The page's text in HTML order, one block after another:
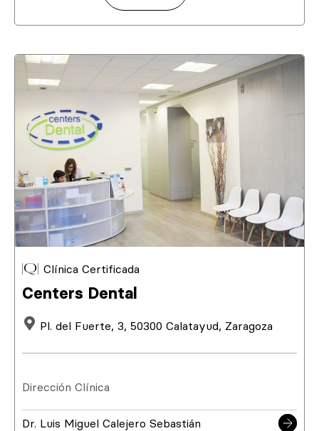
Clínica Certificada
Centers Dental
Pl. del Fuerte, 3, 50300 Calatayud, Zaragoza
Dirección Clínica
Dr. Luis Miguel Calejero Sebastián